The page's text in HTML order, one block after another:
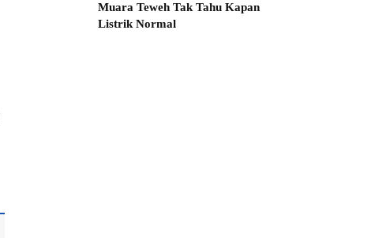
Muara Teweh Tak Tahu Kapan
Listrik Normal